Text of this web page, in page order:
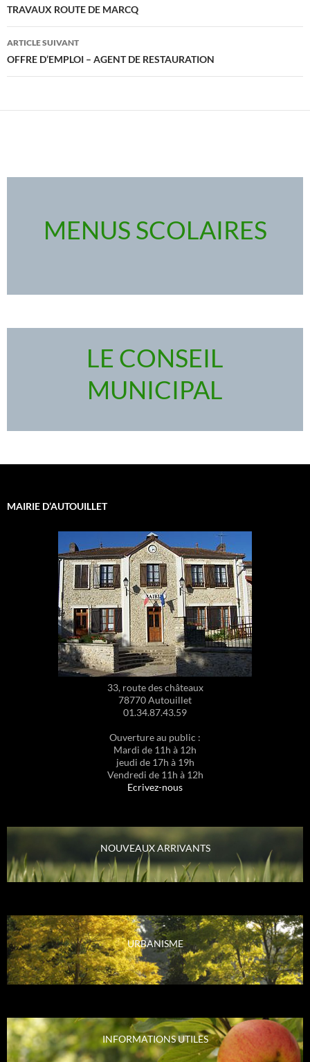
des
articles
TRAVAUX ROUTE DE MARCQ
ARTICLE SUIVANT
OFFRE D’EMPLOI – AGENT DE RESTAURATION
MENUS SCOLAIRES
LE CONSEIL
MUNICIPAL
MAIRIE D’AUTOUILLET
33, route des châteaux
78770 Autouillet
01.34.87.43.59
Ouverture au public :
Mardi de 11h à 12h
jeudi de 17h à 19h
Vendredi de 11h à 12h
Ecrivez-nous
NOUVEAUX ARRIVANTS
URBANISME
INFORMATIONS UTILES